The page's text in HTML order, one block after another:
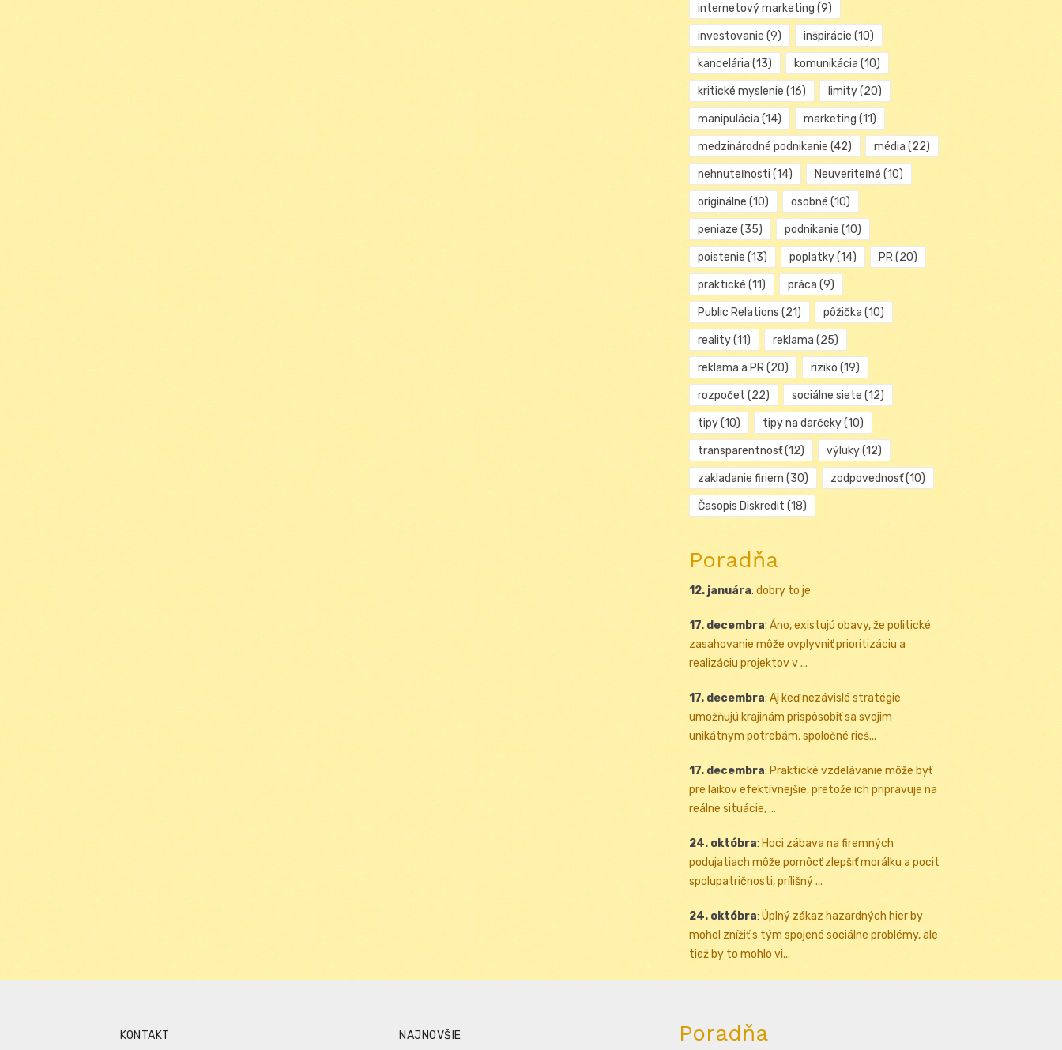
internetový marketing (9)
investovanie (9) inšpirácie (10)
kancelária (13) komunikácia (10)
kritické myslenie (16) limity(20)
manipulácia (14) marketing (11)
medzinárodné podnikanie (42) média (22)
nehnuteľnosti (14) Neuveriteľné (10)
originálne (10) osobné (10)
peniaze (35) podnikanie (10)
poistenie (13) poplatky(14) PR(20)
praktické (11) práca (9)
Public Relations (21) pôžička (10)
reality(11) reklama (25)
reklama a PR(20) riziko (19)
rozpočet (22) sociálne siete (12)
tipy(10) tipy na darčeky(10)
transparentnosť(12) výluky(12)
zakladanie firiem (30) zodpovednosť(10)
Časopis Diskredit (18)
Poradňa
12. januára: dobry to je
17. decembra: Áno, existujú obavy, že politické
zasahovanie môže ovplyvniť prioritizáciu a
realizáciu projektov v ...
17. decembra: Aj keď nezávislé stratégie
umožňujú krajinám prispôsobiť sa svojim
unikátnym potrebám, spoločné rieš...
17. decembra: Praktické vzdelávanie môže byť
pre laikov efektívnejšie, pretože ich pripravuje na
reálne situácie, ...
24. októbra: Hoci zábava na firemných
podujatiach môže pomôcť zlepšiť morálku a pocit
spolupatričnosti, prílišný ...
24. októbra: Úplný zákaz hazardných hier by
mohol znížiť s tým spojené sociálne problémy, ale
tiež by to mohlo vi...
KONTAKT NAJNOVŠIE Poradňa